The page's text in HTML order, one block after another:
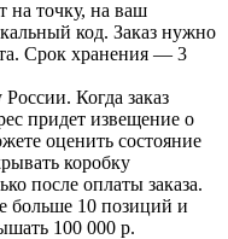
на точку, на ваш
код. Заказ нужно
Срок хранения — 3
Когда заказ
придет извещение о
оценить состояние
коробку
после оплаты заказа.
больше 10 позиций и
100 000 р.